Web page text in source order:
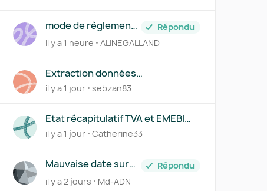
mode de règlement
= chèque
Répondu
il y a 1 heure
ALINEGALLAND
Extraction données
devis/factures - Macro
il y a 1 jour sebzan83
Etat récapitulatif TVA et EMEBI
(DEB)
il y a 1 jour Catherine33
Mauvaise date sur
avoir
Répondu
il y a 2 jours
Md-ADN